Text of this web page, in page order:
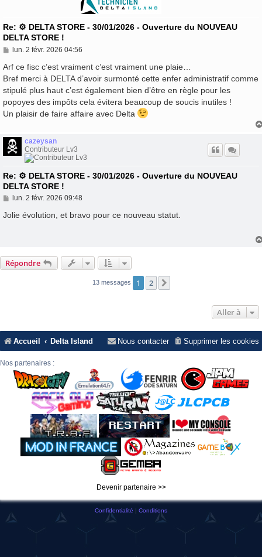
Re: ⚙️ DELTA STORE - 30/01/2026 - Ouverture du NOUVEAU
DELTA STORE !
M
s
a
g
lun. 2 févr. 2026 04:56
Arf ce fisc c’est vraiment c’est vraiment une plaie…
Bref merci à DELTA d’avoir surmonté cette enfer administratif comme
stipulé plus haut c’est également bien d’être en règle pour les
popoyes des impôts cela évitera beaucoup de soucis inutiles !
Un plaisir de faire affaire avec Delta
cazeysan
Contributeur Lv3
Re: ⚙️ DELTA STORE - 30/01/2026 - Ouverture du NOUVEAU
DELTA STORE !
M
s
lun. 2 févr. 2026 09:48
Jolie évolution, et bravo pour ce nouveau statut.
Répondre
13 messages 1 2
Aller à
Accueil Delta Island Supprimer les cookies
Nous contacter
Nos partenaires :
Devenir partenaire >>
Confidentialité | Conditions